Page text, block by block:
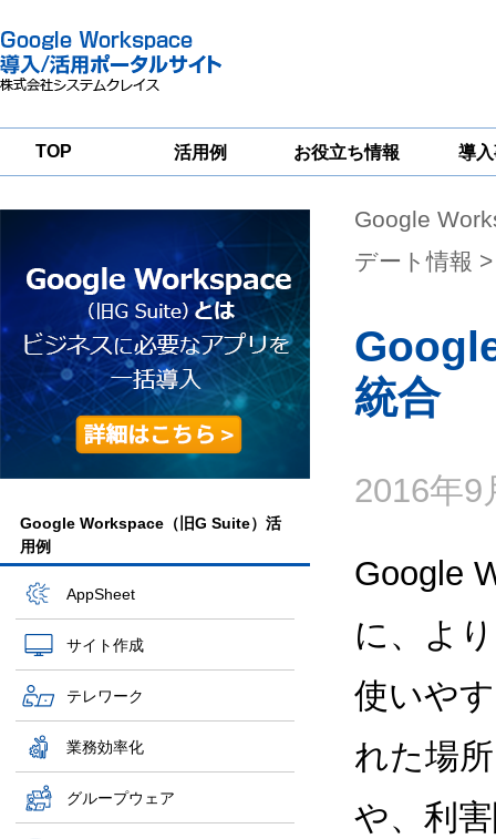
TOP 活用例 お役立ち情報
一
導
グループウェア
移行支援
Google
Workspace
セキュリティ
対策サービス
Google Workspace（旧G Suite）活
用例
AppSheet
サイト作成
テレワーク
業務効率化
グループウェア
Google
デート情報
統合
2016年9
Google
に、よ
使いや
れた場
や、利